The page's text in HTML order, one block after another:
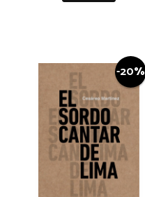
-20%